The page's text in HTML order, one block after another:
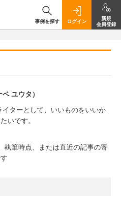
事例を探す ログイン
新規
会員登録
ユウタ）
ターとして、いいものをいいか
いです。
執筆時点、または直近の記事の寄